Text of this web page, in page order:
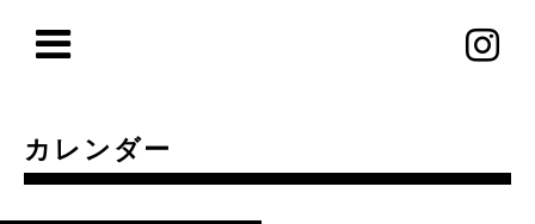
カレンダー